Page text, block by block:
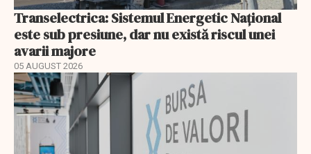
Transelectrica: Sistemul Energetic Național
este sub presiune, dar nu există riscul unei
avarii majore
05 AUGUST 2026